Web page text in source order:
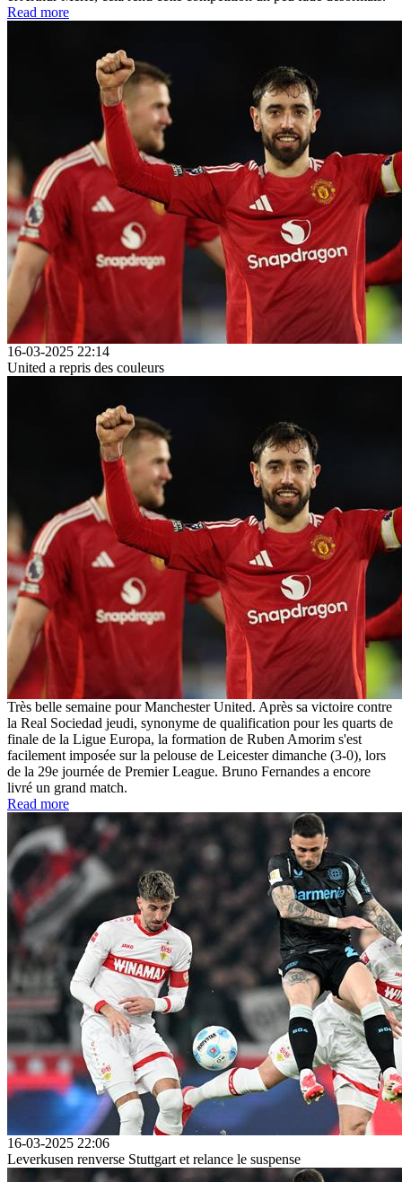
Read more
16-03-2025 22:14
United a repris des couleurs
Très belle semaine pour Manchester United. Après sa victoire contre
la Real Sociedad jeudi, synonyme de qualification pour les quarts de
finale de la Ligue Europa, la formation de Ruben Amorim s'est
facilement imposée sur la pelouse de Leicester dimanche (3-0), lors
de la 29e journée de Premier League. Bruno Fernandes a encore
livré un grand match.
Read more
16-03-2025 22:06
Leverkusen renverse Stuttgart et relance le suspense